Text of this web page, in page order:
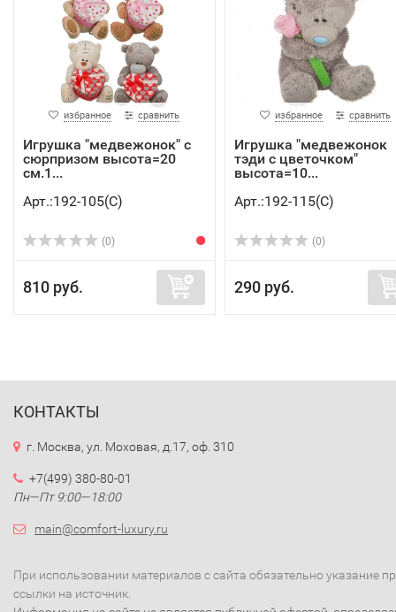
избранное сравнить
Игрушка "медвежонок" с
сюрпризом высота=20
см.1...
Арт.:192-105(C)
(0)
810 руб.
избранное сравнить
Игрушка "медвежонок
тэди с цветочком"
высота=10...
Арт.:192-115(C)
(0)
290 руб.
КОНТАКТЫ
г. Москва, ул. Моховая, д.17, оф. 310
+7(499) 380-80-01
Пн—Пт 9:00—18:00
main@comfort-luxury.ru
При использовании материалов с сайта обязательно указание
ссылки на источник.